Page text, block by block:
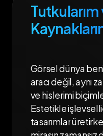
Görseldünya
aracıdeğil,aynı
ve hislerimi
Estetikle
tasarımlar